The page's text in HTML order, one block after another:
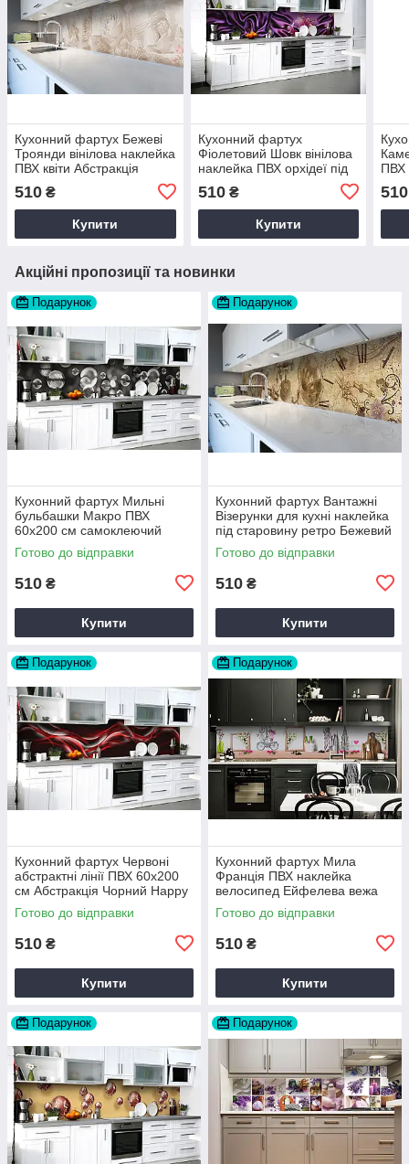
Кухонний фартух Бежеві
Троянди вінілова наклейка
ПВХ квіти Абстракція
60х200 см Happy Pocket
Z180842
510 ₴
Купити
Кухонний фартух
Фіолетовий Шовк вінілова
наклейка ПВХ орхідеї під
тканину квіти 60х200 см
Happy Pocket Z180846
510₴
Купити
ПВХ
510
Акційні пропозиції та новинки
Подарунок
Кухонний фартух Мильні
бульбашки Макро ПВХ
60х200 см самоклеючий
вініловий Текстура Сірий
Happy Pocket Z183363
Готово до відправки
510 ₴
Купити
Подарунок
Кухонний фартух Вантажні
Візерунки для кухні наклейка
під старовину ретро Бежевий
60х200 см Happy Pocket
Z180561
Готово до відправки
510 ₴
Купити
Подарунок
Кухонний фартух Червоні
абстрактні лінії ПВХ 60х200
см Абстракція Чорний Happy
Pocket Z184164
Готово до відправки
510 ₴
Купити
Подарунок
Кухонний фартух Мила
Франція ПВХ наклейка
велосипед Ейфелева вежа
Бежевий 60х200 см Happy
Pocket Z180806
Готово до відправки
510 ₴
Купити
Подарунок Подарунок